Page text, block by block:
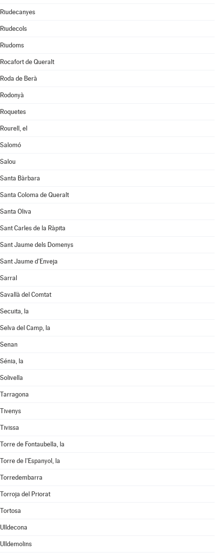
Riudecanyes
Riudecols
Riudoms
Rocafort de Queralt
Roda de Berà
Rodonyà
Roquetes
Rourell, el
Salomó
Salou
Santa Bàrbara
Santa Coloma de Queralt
Santa Oliva
Sant Carles de la Ràpita
Sant Jaume dels Domenys
Sant Jaume d'Enveja
Sarral
Savallà del Comtat
Secuita, la
Selva del Camp, la
Senan
Sénia, la
Solivella
Tarragona
Tivenys
Tivissa
Torre de Fontaubella, la
Torre de l'Espanyol, la
Torredembarra
Torroja del Priorat
Tortosa
Ulldecona
Ulldemolins